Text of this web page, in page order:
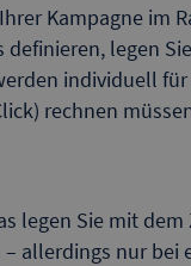
Kampagne im
legen
individuell
rechnen
legen Sie mit dem
allerdings nur bei